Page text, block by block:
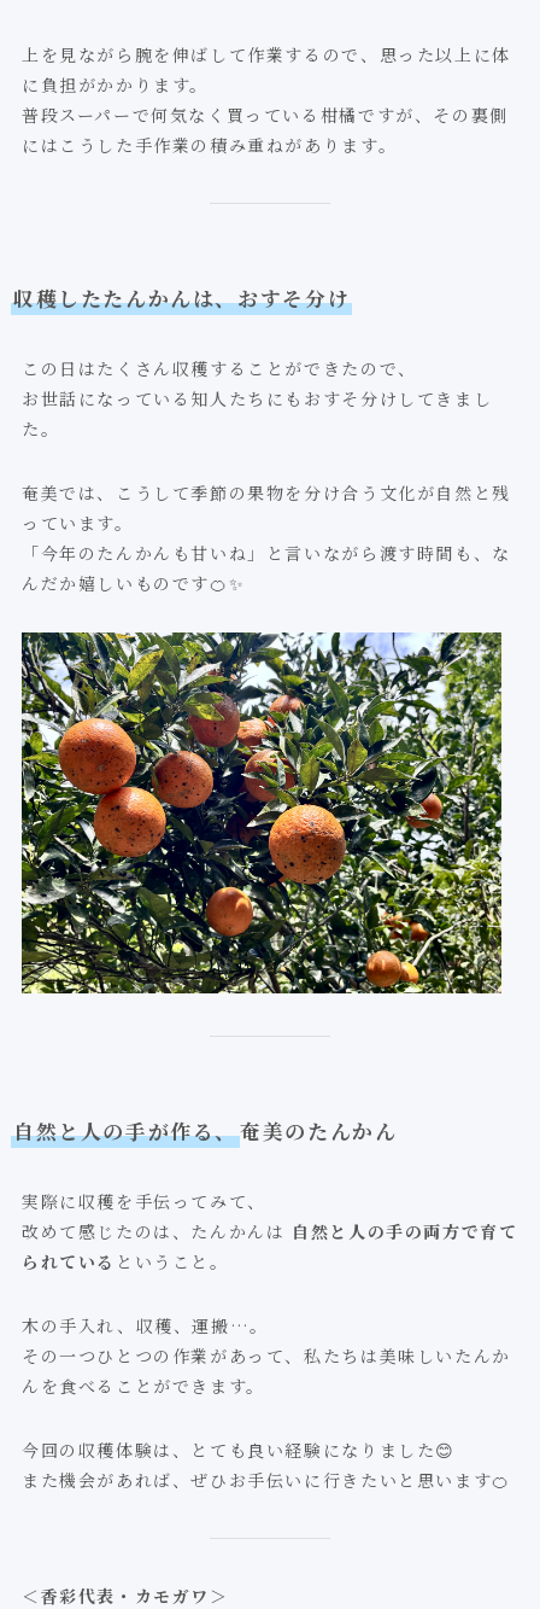
上を見ながら腕を伸ばして作業するので、思った以上に体
に負担がかかります。
普段スーパーで何気なく買っている柑橘ですが、その裏側
にはこうした手作業の積み重ねがあります。
収穫したたんかんは、おすそ分け
この日はたくさん収穫することができたので、
お世話になっている知人たちにもおすそ分けしてきまし
た。
奄美では、こうして季節の果物を分け合う文化が自然と残
っています。
「今年のたんかんも甘いね」と言いながら渡す時間も、な
んだか嬉しいものです🍊✨
自然と人の手が作る、奄美のたんかん
実際に収穫を手伝ってみて、
改めて感じたのは、たんかんは 自然と人の手の両方で育て
られている ということ。
木の手入れ、収穫、運搬…。
その一つひとつの作業があって、私たちは美味しいたんか
んを食べることができます。
今回の収穫体験は、とても良い経験になりました😊
また機会があれば、ぜひお手伝いに行きたいと思います🍊
＜香彩代表・カモガワ＞